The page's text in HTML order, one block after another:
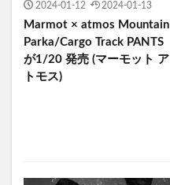
2024-01-12 2024-01-13
Marmot × atmos Mountain
Parka/Cargo Track PANTS
が1/20 発売 (マーモット ア
トモス)